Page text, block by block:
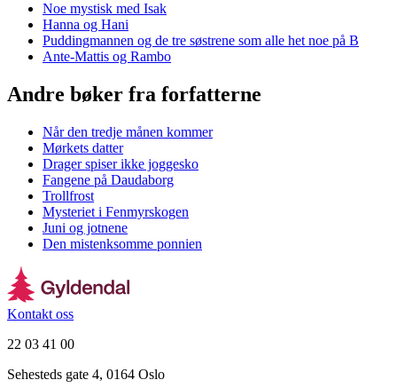
Noe mystisk med Isak
Hanna og Hani
Puddingmannen og de tre søstrene som alle het noe på B
Ante-Mattis og Rambo
Andre bøker fra forfatterne
Når den tredje månen kommer
Mørkets datter
Drager spiser ikke joggesko
Fangene på Daudaborg
Trollfrost
Mysteriet i Fenmyrskogen
Juni og jotnene
Den mistenksomme ponnien
Kontakt oss
22 03 41 00
Sehesteds gate 4, 0164 Oslo